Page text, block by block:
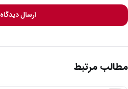
ارسال دیدگاه
مطالب مرتبط